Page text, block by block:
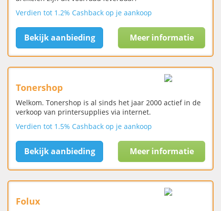
Verdien tot 1.2% Cashback op je aankoop
Bekijk aanbieding Meer informatie
Tonershop
Welkom. Tonershop is al sinds het jaar 2000 actief in de
verkoop van printersupplies via internet.
Verdien tot 1.5% Cashback op je aankoop
Bekijk aanbieding Meer informatie
Folux